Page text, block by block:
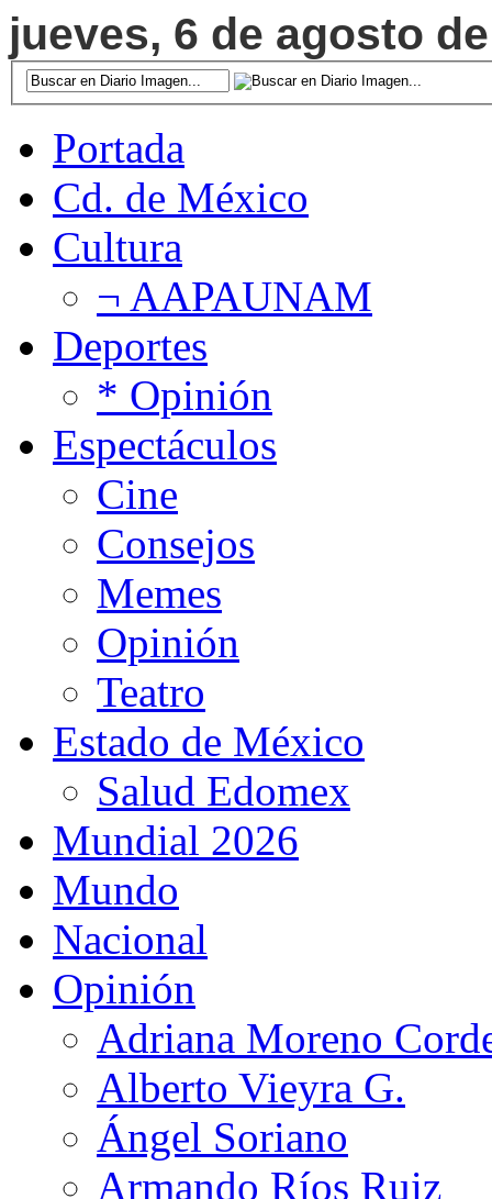
jueves, 6 de agosto
Portada
Cd. de México
Cultura
¬ AAPAUNAM
Deportes
* Opinión
Espectáculos
Cine
Consejos
Memes
Opinión
Teatro
Estado de México
Salud Edomex
Mundial 2026
Mundo
Nacional
Opinión
Adriana Moreno
Alberto Vieyra G.
Ángel Soriano
Armando Ríos Ruiz